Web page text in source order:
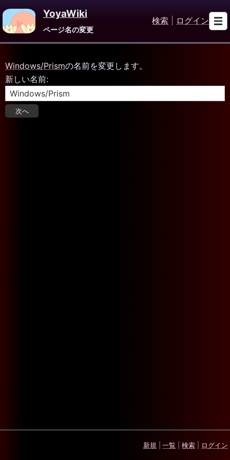
YoyaWiki
ページ名の変更
検索 ログイン
Windows/Prismの名前を変更します。
新しい名前:
新規 一覧 検索 ログイン